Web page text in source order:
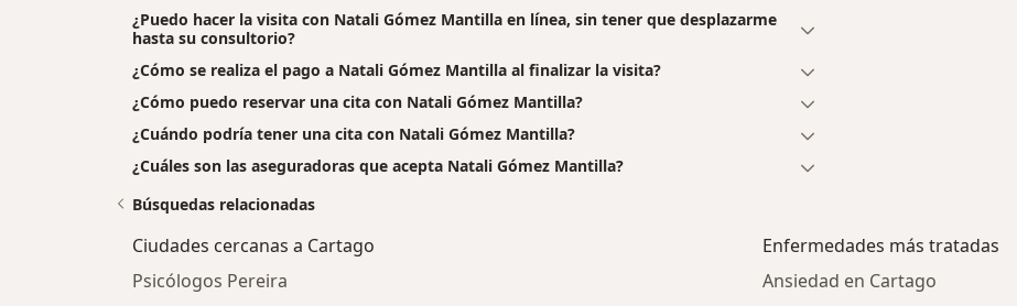
¿Puedo hacer la visita con Natali Gómez Mantilla en línea, sin tener que desplazarme
hasta su consultorio?
¿Cómo se realiza el pago a Natali Gómez Mantilla al finalizar la visita?
¿Cómo puedo reservar una cita con Natali Gómez Mantilla?
¿Cuándo podría tener una cita con Natali Gómez Mantilla?
¿Cuáles son las aseguradoras que acepta Natali Gómez Mantilla?
Búsquedas relacionadas
Ciudades cercanas a Cartago
Psicólogos Pereira
Enfermedades más tratadas
Ansiedad en Cartago